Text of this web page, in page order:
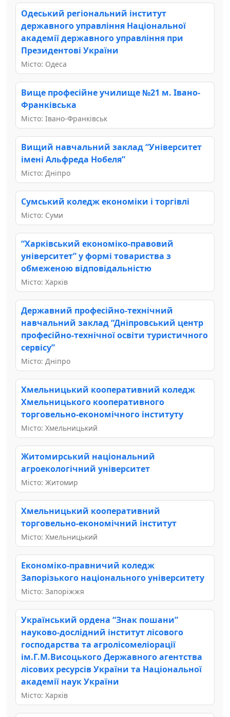
Одеський регіональний інститут
державного управління Національної
академії державного управління при
Президентові України
Місто: Одеса
Вище професійне училище №21 м. Івано-
Франківська
Місто: Івано-Франківськ
Вищий навчальний заклад “Університет
імені Альфреда Нобеля”
Місто: Дніпро
Сумський коледж економіки і торгівлі
Місто: Суми
“Харківський економіко-правовий
університет” у формі товариства з
обмеженою відповідальністю
Місто: Харків
Державний професійно-технічний
навчальний заклад “Дніпровський центр
професійно-технічної освіти туристичного
сервісу”
Місто: Дніпро
Хмельницький кооперативний коледж
Хмельницького кооперативного
торговельно-економічного інституту
Місто: Хмельницький
Житомирський національний
агроекологічний університет
Місто: Житомир
Хмельницький кооперативний
торговельно-економічний інститут
Місто: Хмельницький
Економіко-правничий коледж
Запорізького національного університету
Місто: Запоріжжя
Український ордена “Знак пошани”
науково-дослідний інститут лісового
господарства та агролісомеліорації
ім.Г.М.Висоцького Державного агентства
лісових ресурсів України та Національної
академії наук України
Місто: Харків